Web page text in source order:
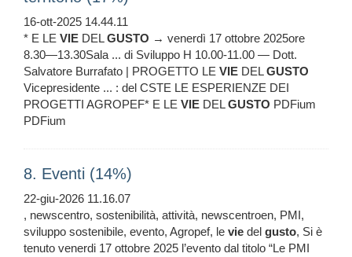
16-ott-2025 14.44.11
* E LE VIE DELGUSTO → venerdì 17 ottobre 2025ore
8.30—13.30Sala ... di Sviluppo H 10.00-11.00 — Dott.
Salvatore Burrafato | PROGETTO LE VIE DELGUSTO
Vicepresidente ... : del CSTE LE ESPERIENZE DEI
PROGETTI AGROPEF* E LE VIE DELGUSTO PDFium
PDFium
8. Eventi (14%)
22-giu-2026 11.16.07
, newscentro, sostenibilità, attività, newscentroen, PMI,
sviluppo sostenibile, evento, Agropef, le vie del gusto, Si è
tenuto venerdi 17 ottobre 2025 l’evento dal titolo “Le PMI